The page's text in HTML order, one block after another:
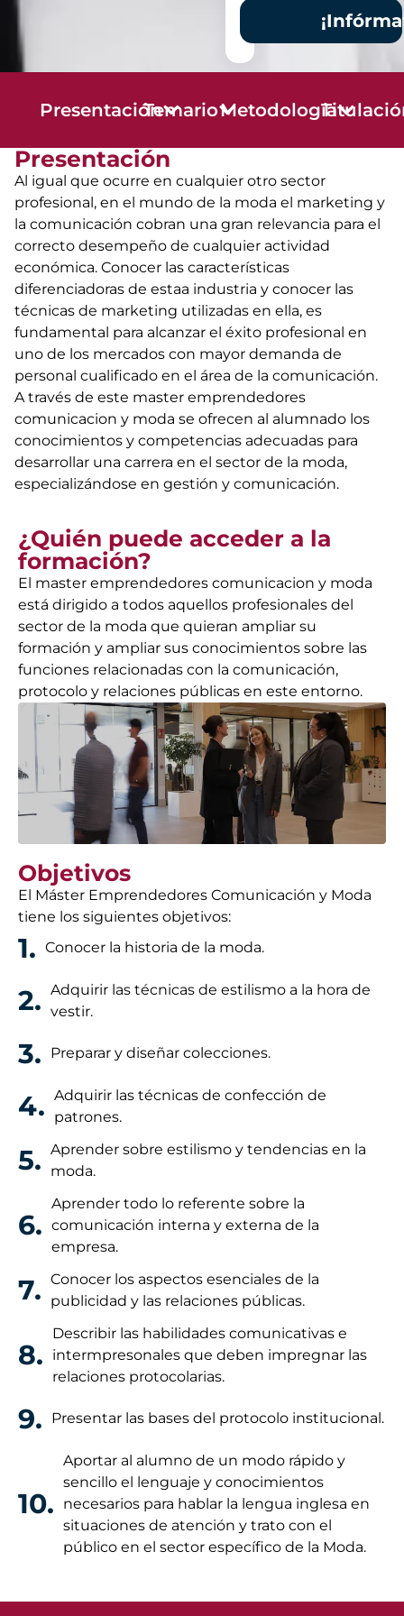
PresentaciónTemarioMetodología
Presentación
Al igual que ocurre en cualquier otro sector
profesional, en el mundo de la moda el marketing y
la comunicación cobran una gran relevancia para el
correcto desempeño de cualquier actividad
económica. Conocer las características
diferenciadoras de estaa industria y conocer las
técnicas de marketing utilizadas en ella, es
fundamental para alcanzar el éxito profesional en
uno de los mercados con mayor demanda de
personal cualificado en el área de la comunicación.
A través de este master emprendedores
comunicacion y moda se ofrecen al alumnado los
conocimientos y competencias adecuadas para
desarrollar una carrera en el sector de la moda,
especializándose en gestión y comunicación.
¿Quién puede acceder a la
formación?
El master emprendedores comunicacion y moda
está dirigido a todos aquellos profesionales del
sector de la moda que quieran ampliar su
formación y ampliar sus conocimientos sobre las
funciones relacionadas con la comunicación,
protocolo y relaciones públicas en este entorno.
Objetivos
El Máster Emprendedores Comunicación y Moda
tiene los siguientes objetivos:
1. Conocer la historia de la moda.
2. Adquirir las técnicas de estilismo a la hora de
vestir.
3. Preparar y diseñar colecciones.
4. Adquirir las técnicas de confección de
patrones.
5. Aprender sobre estilismo y tendencias en la
moda.
6.
Aprender todo lo referente sobre la
comunicación interna y externa de la
empresa.
7. Conocer los aspectos esenciales de la
publicidad y las relaciones públicas.
8.
Describir las habilidades comunicativas e
intermpresonales que deben impregnar las
relaciones protocolarias.
9. Presentar las bases del protocolo institucional.
10.
Aportar al alumno de un modo rápido y
sencillo el lenguaje y conocimientos
necesarios para hablar la lengua inglesa en
situaciones de atención y trato con el
público en el sector específico de la Moda.